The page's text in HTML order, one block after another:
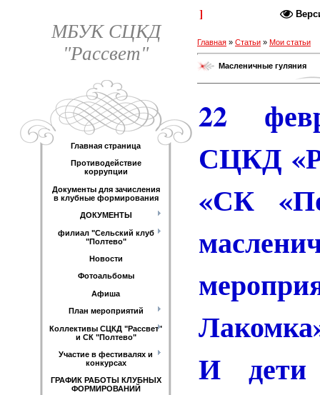
МБУК СЦКД
"Рассвет"
Главная страница
Противодействие
коррупции
Документы для зачисления
в клубные формирования
ДОКУМЕНТЫ
филиал "Сельский клуб
"Полтево"
Новости
Фотоальбомы
Афиша
План мероприятий
Коллективы СЦКД "Рассвет"
и СК "Полтево"
Участие в фестивалях и
конкурсах
ГРАФИК РАБОТЫ КЛУБНЫХ
ФОРМИРОВАНИЙ
Каталог статей
Главная » Статьи » Мои статьи
Масленичные гуляния
22
СЦКД
«СК
И дети